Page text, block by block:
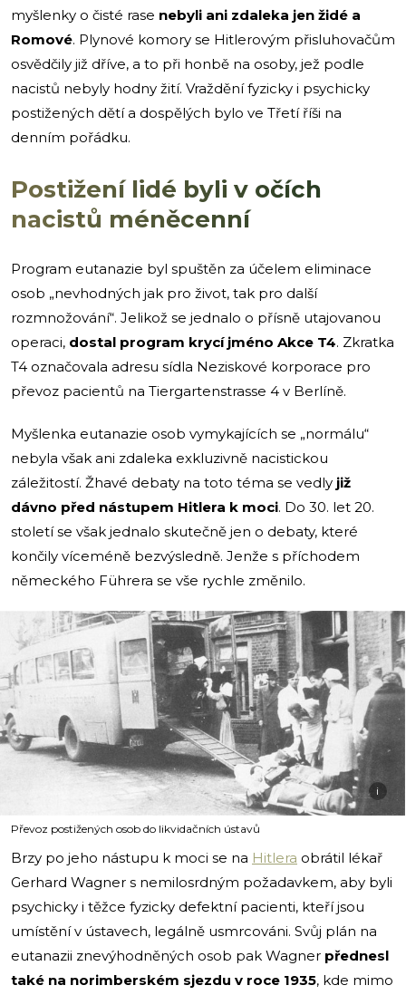
myšlenky o čisté rase nebyli ani zdaleka jen židé a
Romové. Plynové komory se Hitlerovým přisluhovačům
osvědčily již dříve, a to při honbě na osoby, jež podle
nacistů nebyly hodny žití. Vraždění fyzicky i psychicky
postižených dětí a dospělých bylo ve Třetí říši na
denním pořádku.
Postižení lidé byli v očích
nacistů méněcenní
Program eutanazie byl spuštěn za účelem eliminace
osob „nevhodných jak pro život, tak pro další
rozmnožování“. Jelikož se jednalo o přísně utajovanou
operaci, dostal program krycí jméno Akce T4. Zkratka
T4 označovala adresu sídla Neziskové korporace pro
převoz pacientů na Tiergartenstrasse 4 v Berlíně.
Myšlenka eutanazie osob vymykajících se „normálu“
nebyla však ani zdaleka exkluzivně nacistickou
záležitostí. Žhavé debaty na toto téma se vedly již
dávno před nástupem Hitlera k moci. Do 30. let 20.
století se však jednalo skutečně jen o debaty, které
končily víceméně bezvýsledně. Jenže s příchodem
německého Führera se vše rychle změnilo.
i
Převoz postižených osob do likvidačních ústavů
Brzy po jeho nástupu k moci se na Hitlera obrátil lékař
Gerhard Wagner s nemilosrdným požadavkem, aby byli
psychicky i těžce fyzicky defektní pacienti, kteří jsou
umístění v ústavech, legálně usmrcováni. Svůj plán na
eutanazii znevýhodněných osob pak Wagner přednesl
také na norimberském sjezdu v roce 1935, kde mimo